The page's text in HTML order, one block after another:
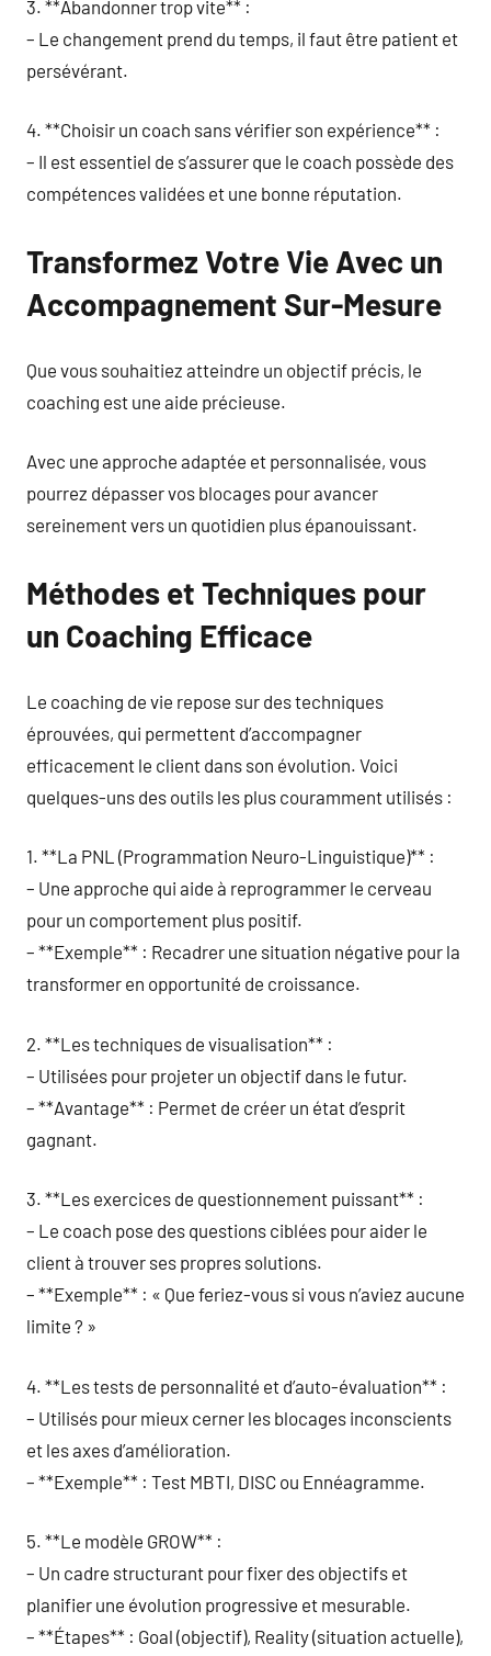
3. **Abandonner trop vite** :
– Le changement prend du temps, il faut être patient et
persévérant.
4. **Choisir un coach sans vérifier son expérience** :
– Il est essentiel de s’assurer que le coach possède des
compétences validées et une bonne réputation.
Transformez Votre Vie Avec un
Accompagnement Sur-Mesure
Que vous souhaitiez atteindre un objectif précis, le
coaching est une aide précieuse.
Avec une approche adaptée et personnalisée, vous
pourrez dépasser vos blocages pour avancer
sereinement vers un quotidien plus épanouissant.
Méthodes et Techniques pour
un Coaching Efficace
Le coaching de vie repose sur des techniques
éprouvées, qui permettent d’accompagner
efficacement le client dans son évolution. Voici
quelques-uns des outils les plus couramment utilisés :
1. **La PNL (Programmation Neuro-Linguistique)** :
– Une approche qui aide à reprogrammer le cerveau
pour un comportement plus positif.
– **Exemple** : Recadrer une situation négative pour la
transformer en opportunité de croissance.
2. **Les techniques de visualisation** :
– Utilisées pour projeter un objectif dans le futur.
– **Avantage** : Permet de créer un état d’esprit
gagnant.
3. **Les exercices de questionnement puissant** :
– Le coach pose des questions ciblées pour aider le
client à trouver ses propres solutions.
– **Exemple** : « Que feriez-vous si vous n’aviez aucune
limite ? »
4. **Les tests de personnalité et d’auto-évaluation** :
– Utilisés pour mieux cerner les blocages inconscients
et les axes d’amélioration.
– **Exemple** : Test MBTI, DISC ou Ennéagramme.
5. **Le modèle GROW** :
– Un cadre structurant pour fixer des objectifs et
planifier une évolution progressive et mesurable.
– **Étapes** : Goal (objectif), Reality (situation actuelle),